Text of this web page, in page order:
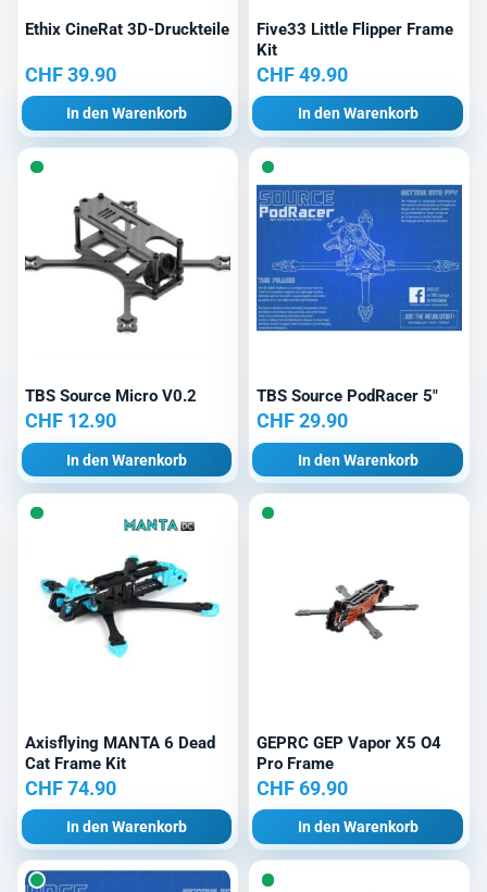
Ethix CineRat 3D-Druckteile
CHF39.90
In den Warenkorb
Five33 Little Flipper Frame
Kit
CHF49.90
In den Warenkorb
TBS Source Micro V0.2
CHF 12.90
In den Warenkorb
TBS Source PodRacer 5″
CHF29.90
In den Warenkorb
Axisflying MANTA 6 Dead
Cat Frame Kit
CHF74.90
In den Warenkorb
GEPRC GEP Vapor X5 O4
Pro Frame
CHF69.90
In den Warenkorb